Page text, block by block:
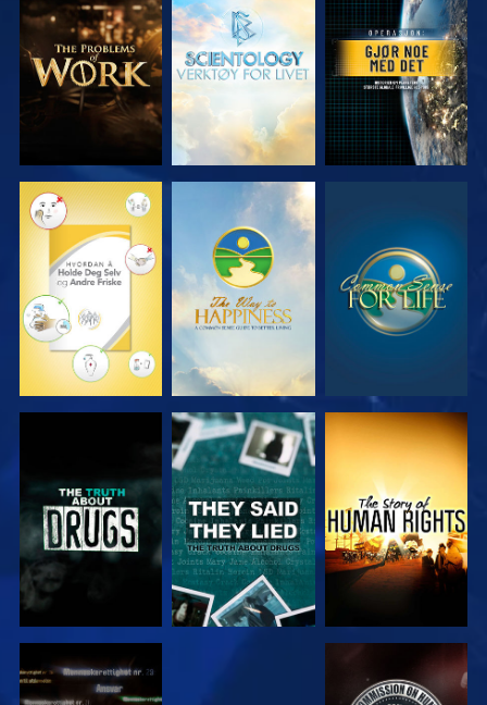
UTFORSK
SERIEN
UTFORSK
SERIEN
SE
SE SE SE
SE SE